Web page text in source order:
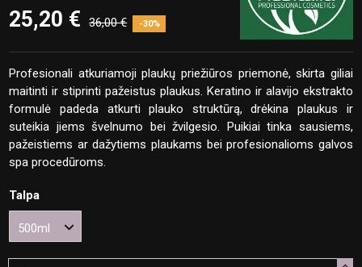
25,20 € 36,00 € -30%
Profesionali atkuriamoji plaukų priežiūros priemonė, skirta giliai
maitinti ir stiprinti pažeistus plaukus. Keratino ir alavijo ekstrakto
formulė padeda atkurti plauko struktūrą, drėkina plaukus ir
suteikia jiems švelnumo bei žvilgesio. Puikiai tinka sausiems,
pažeistiems ar dažytiems plaukams bei profesionalioms galvos
spa procedūroms.
Talpa